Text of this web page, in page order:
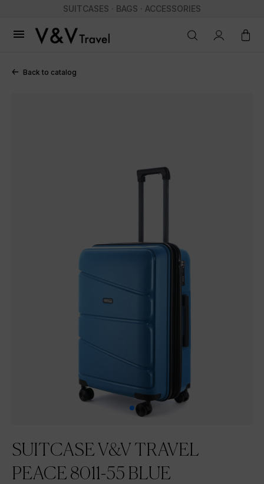
SUITCASES · BAGS · ACCESSORIES

Back to catalog
SUITCASE V&V TRAVEL
PEACE 8011-55 BLUE